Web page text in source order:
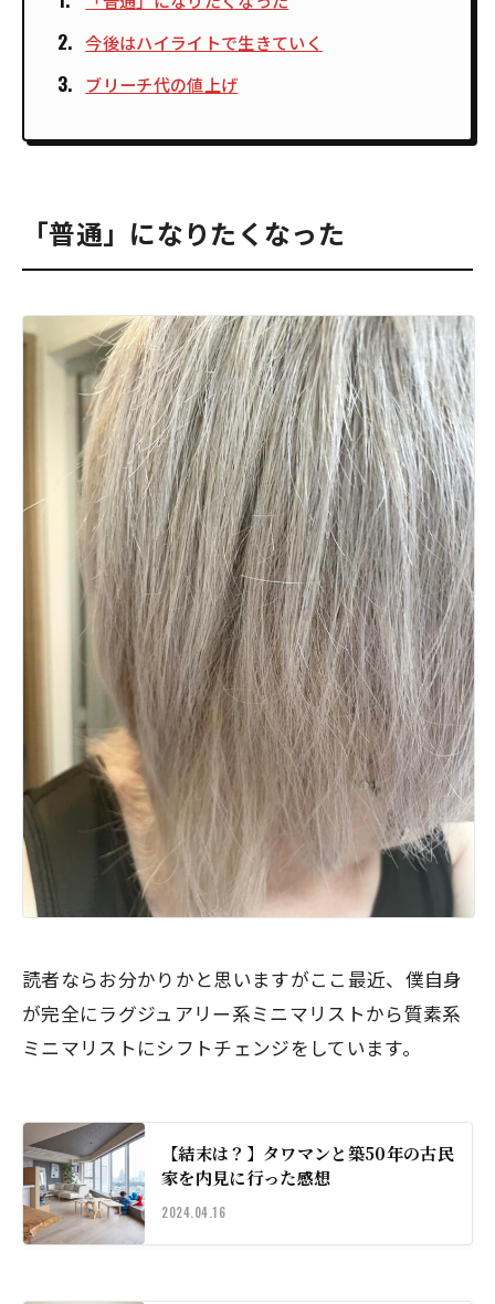
今後はハイライトで生きていく
ブリーチ代の値上げ
「普通」になりたくなった
読者ならお分かりかと思いますがここ最近、僕自身
が完全にラグジュアリー系ミニマリストから質素系
ミニマリストにシフトチェンジをしています。
【結末は？】タワマンと築50年の古民
家を内見に行った感想
2024.04.16